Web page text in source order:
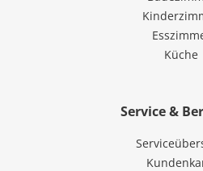
Küche
Service &